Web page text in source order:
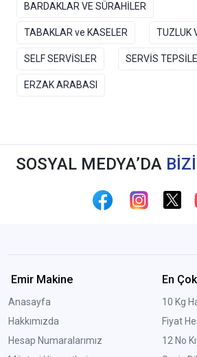
BARDAKLAR VE SÜRAHİLER
TABAKLAR ve KASELER TUZLUK
SELF SERVİSLER SERVİS
ERZAK ARABASI
SOSYAL MEDYA’DA
Emir Makine
Anasayfa
Hakkımızda
Hesap Numaralarımız
En
10 Kg
Fiyat
12 No